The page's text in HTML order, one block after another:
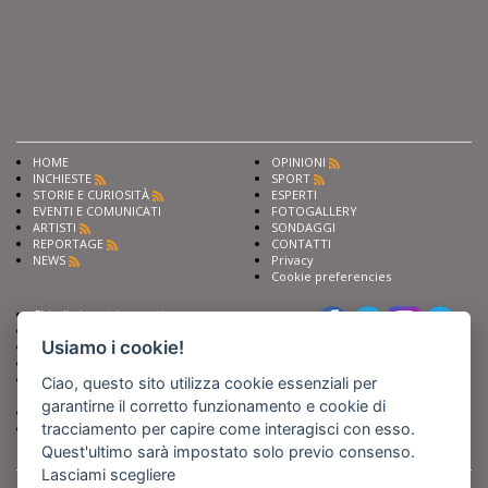
HOME
INCHIESTE
STORIE E CURIOSITÀ
EVENTI E COMUNICATI
ARTISTI
REPORTAGE
NEWS
OPINIONI
SPORT
ESPERTI
FOTOGALLERY
SONDAGGI
CONTATTI
Privacy
Cookie preferencies
Chiedi ai nostri esperti
Fai pubblicità con noi
Iscriviti al nostro corso di
giornalismo
Compra i nostri libri
Entra in Barinedita Map
Usiamo i cookie!
Ciao, questo sito utilizza cookie essenziali per
garantirne il corretto funzionamento e cookie di
tracciamento per capire come interagisci con esso.
Quest'ultimo sarà impostato solo previo consenso.
Lasciami scegliere